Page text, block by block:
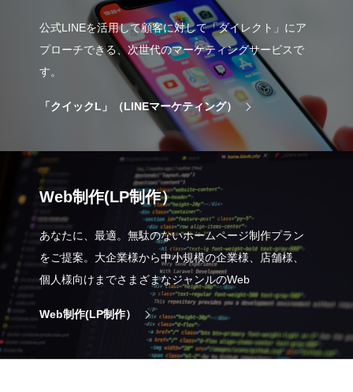
公式LINEを活用して顧客に対して「ダイレクト」にア
プローチできる、次世代のマーケティングサービスで
す。
「クイックL」（LINEマーケティング）
Web制作(LP制作）
あなたに、最適。無駄のないホームページ制作プラン
をご提案。大企業様から中小規模の企業様、店舗様、
個人様向けまでさまざまなジャンルのWeb
Web制作(LP制作）